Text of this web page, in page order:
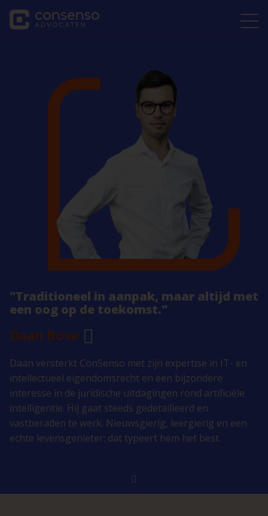
"Traditioneel in aanpak, maar altijd met
een oog op de toekomst."
Daan Bove
Daan versterkt ConSenso met zijn expertise in IT- en
intellectueel eigendomsrecht en een bijzondere
interesse in de juridische uitdagingen rond artificiële
intelligentie. Hij gaat steeds gedetailleerd en
vastberaden te werk. Nieuwsgierig, leergierig en een
echte levensgenieter: dat typeert hem het best.